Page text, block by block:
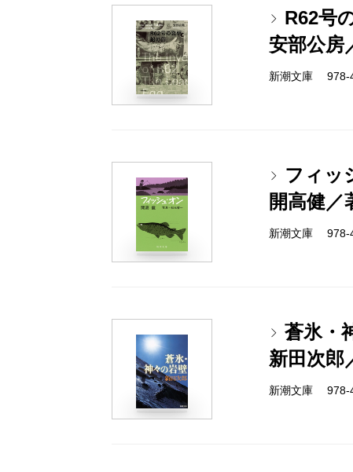
R62号
安部公房
新潮文庫
フィッ
開高健／
新潮文庫
蒼氷・
新田次郎
新潮文庫